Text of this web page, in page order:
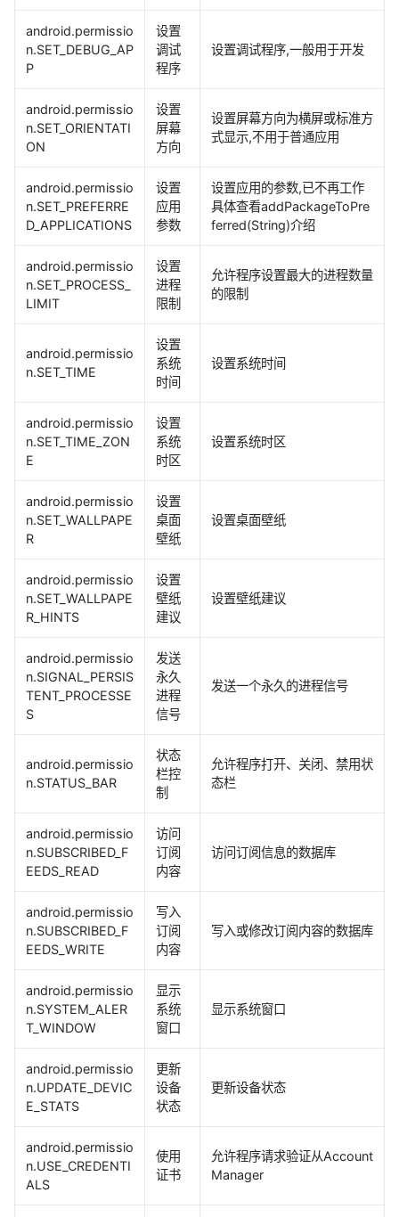
android.permissio
n.SET_DEBUG_AP
P
设置
调试
程序
设置调试程序,一般用于开发
android.permissio
n.SET_ORIENTATI
ON
设置
屏幕
方向
设置屏幕方向为横屏或标准方
式显示,不用于普通应用
android.permissio
n.SET_PREFERRE
D_APPLICATIONS
设置
应用
参数
设置应用的参数,已不再工作
具体查看addPackageToPre
ferred(String)介绍
android.permissio
n.SET_PROCESS_
LIMIT
设置
进程
限制
允许程序设置最大的进程数量
的限制
android.permissio
n.SET_TIME
设置
系统
时间
设置系统时间
android.permissio
n.SET_TIME_ZON
E
设置
系统
时区
设置系统时区
android.permissio
n.SET_WALLPAPE
R
设置
桌面
壁纸
设置桌面壁纸
android.permissio
n.SET_WALLPAPE
R_HINTS
设置
壁纸
建议
设置壁纸建议
android.permissio
n.SIGNAL_PERSIS
TENT_PROCESSE
S
发送
永久
进程
信号
发送一个永久的进程信号
android.permissio
n.STATUS_BAR
状态
栏控
制
允许程序打开、关闭、禁用状
态栏
android.permissio
n.SUBSCRIBED_F
EEDS_READ
访问
订阅
内容
访问订阅信息的数据库
android.permissio
n.SUBSCRIBED_F
EEDS_WRITE
写入
订阅
内容
写入或修改订阅内容的数据库
android.permissio
n.SYSTEM_ALER
T_WINDOW
显示
系统
窗口
显示系统窗口
android.permissio
n.UPDATE_DEVIC
E_STATS
更新
设备
状态
更新设备状态
android.permissio
n.USE_CREDENTI
ALS
使用
证书
允许程序请求验证从Account
Manager